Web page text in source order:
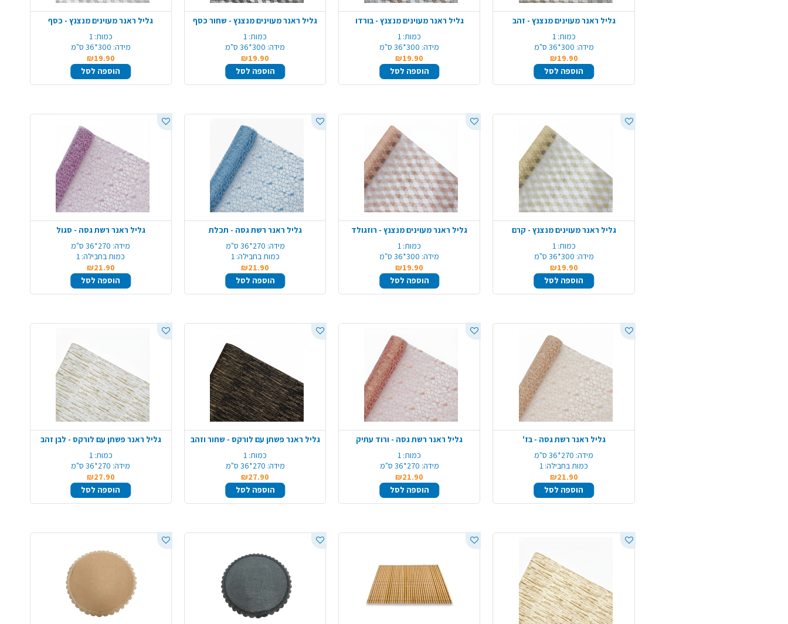
גליל ראנר מעוינים מנצנץ - זהב
כמות: 1
מידה: 300*36 ס"מ
₪19.90
הוספה לסל
גליל ראנר מעוינים מנצנץ - בורדו
כמות: 1
מידה: 300*36 ס"מ
₪19.90
הוספה לסל
גליל ראנר מעוינים מנצנץ - שחור כסף
כמות: 1
מידה: 300*36 ס"מ
₪19.90
הוספה לסל
גליל ראנר מעוינים מנצנץ - כסף
כמות: 1
מידה: 300*36 ס"מ
₪19.90
הוספה לסל
גליל ראנר מעוינים מנצנץ - קרם
כמות: 1
מידה: 300*36 ס"מ
₪19.90
הוספה לסל
גליל ראנר מעוינים מנצנץ - רוזגולד
כמות: 1
מידה: 300*36 ס"מ
₪19.90
הוספה לסל
גליל ראנר רשת גסה - תכלת
מידה: 270*36 ס"מ
כמות בחבילה: 1
₪21.90
הוספה לסל
גליל ראנר רשת גסה - סגול
מידה: 270*36 ס"מ
כמות בחבילה: 1
₪21.90
הוספה לסל
גליל ראנר רשת גסה - בז'
מידה: 270*36 ס"מ
כמות בחבילה: 1
₪21.90
הוספה לסל
גליל ראנר רשת גסה - ורוד עתיק
כמות: 1
מידה: 270*36 ס"מ
₪21.90
הוספה לסל
גליל ראנר פשתן עם לורקס - שחור וזהב
כמות: 1
מידה: 270*36 ס"מ
₪27.90
הוספה לסל
גליל ראנר פשתן עם לורקס - לבן זהב
כמות: 1
מידה: 270*36 ס"מ
₪27.90
הוספה לסל